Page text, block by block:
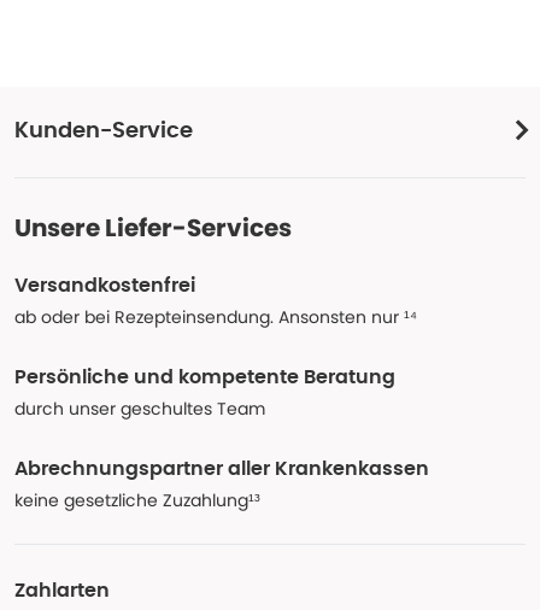
Kunden-Service
Unsere Liefer-Services
Versandkostenfrei
ab oder bei Rezepteinsendung. Ansonsten nur ¹⁴
Persönliche und kompetente Beratung
durch unser geschultes Team
Abrechnungspartner aller Krankenkassen
keine gesetzliche Zuzahlung¹³
Zahlarten